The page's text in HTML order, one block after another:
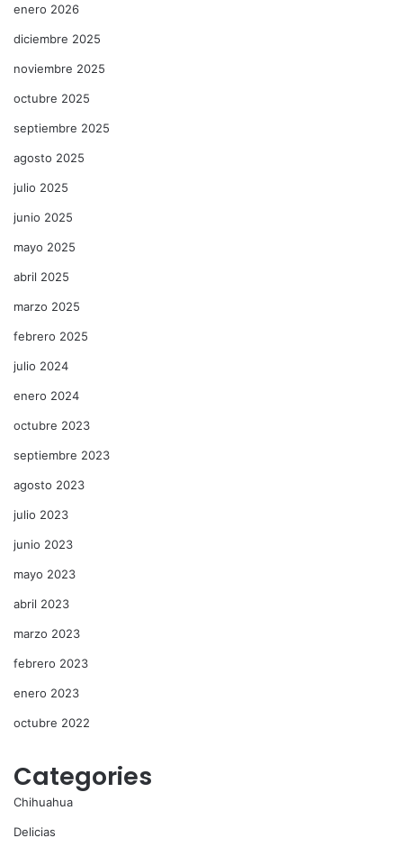
enero 2026
diciembre 2025
noviembre 2025
octubre 2025
septiembre 2025
agosto 2025
julio 2025
junio 2025
mayo 2025
abril 2025
marzo 2025
febrero 2025
julio 2024
enero 2024
octubre 2023
septiembre 2023
agosto 2023
julio 2023
junio 2023
mayo 2023
abril 2023
marzo 2023
febrero 2023
enero 2023
octubre 2022
Categories
Chihuahua
Delicias